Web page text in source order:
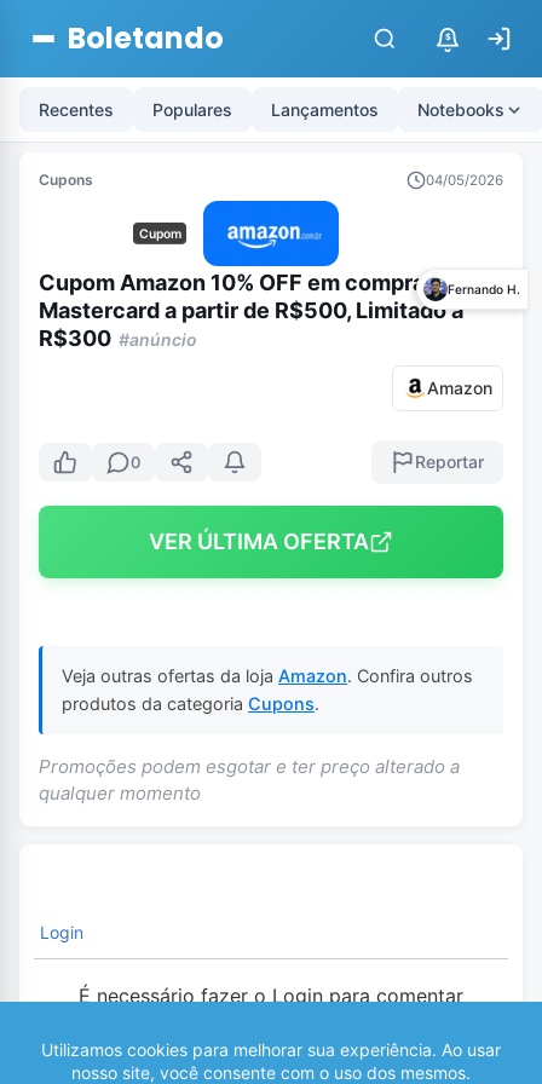
Boletando $
Recentes Populares Lançamentos Notebooks
Cupons 04/05/2026
Cupom
Fernando H.
Cupom Amazon 10% OFF em compras com
Mastercard a partir de R$500, Limitado a
R$300 #anúncio
Amazon
0 Reportar
VER ÚLTIMA OFERTA
Veja outras ofertas da loja Amazon. Confira outros
produtos da categoria Cupons.
Promoções podem esgotar e ter preço alterado a
qualquer momento
Login
É necessário fazer o Login para comentar
0 COMENTÁRIOS